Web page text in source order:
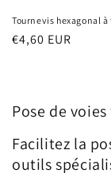
Tournevis hexagonal
Prix
€4,60 EUR
Pose de
Facilitez la
outils